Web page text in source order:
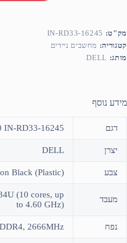
מק"ט: IN-RD33-16245
קטגוריה: מחשבים ניידים
מותג: DELL
מידע נוסף
דגם IN-RD33-16245
יצרן DELL
צבע Black (Plastic)
מעבד
(10 cores, up
to 4.60 GHz)
נפח 2666MHz